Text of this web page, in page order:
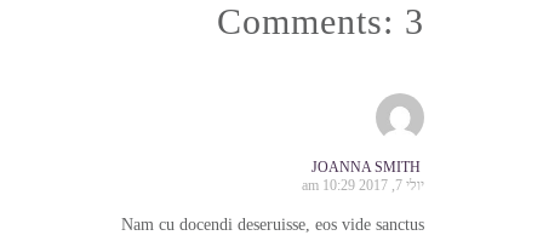
Comments: 3
JOANNA SMITH
יולי 7, 2017 10:29 am
Nam cu docendi deseruisse, eos vide sanctus